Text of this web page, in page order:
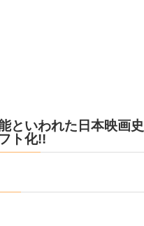
といわれた日本映画
ト化!!